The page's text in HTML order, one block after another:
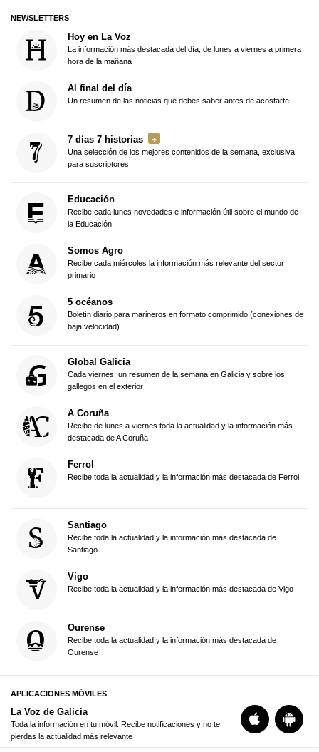
NEWSLETTERS
Hoy en La Voz
La información más destacada del día, de lunes a viernes a primera
hora de la mañana
Al final del día
Un resumen de las noticias que debes saber antes de acostarte
7 días 7 historias
Una selección de los mejores contenidos de la semana, exclusiva
para suscriptores
Educación
Recibe cada lunes novedades e información útil sobre el mundo de
la Educación
Somos Agro
Recibe cada miércoles la información más relevante del sector
primario
5 océanos
Boletín diario para marineros en formato comprimido (conexiones de
baja velocidad)
Global Galicia
Cada viernes, un resumen de la semana en Galicia y sobre los
gallegos en el exterior
A Coruña
Recibe de lunes a viernes toda la actualidad y la información más
destacada de A Coruña
Ferrol
Recibe toda la actualidad y la información más destacada de Ferrol
Santiago
Recibe toda la actualidad y la información más destacada de
Santiago
Vigo
Recibe toda la actualidad y la información más destacada de Vigo
Ourense
Recibe toda la actualidad y la información más destacada de
Ourense
APLICACIONES MÓVILES
La Voz de Galicia
Toda la información en tu móvil. Recibe notificaciones y no te
pierdas la actualidad más relevante